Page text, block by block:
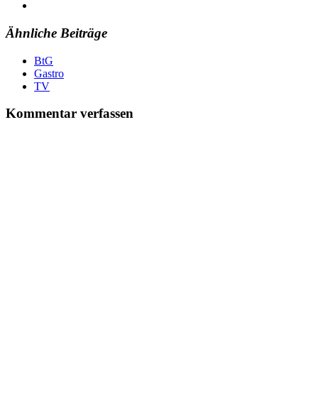
Ähnliche Beiträge
BtG
Gastro
TV
Kommentar verfassen